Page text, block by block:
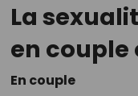
La
en couple
En couple